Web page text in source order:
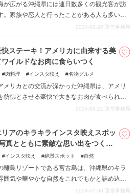
を計画する際に参考にしてみてはいかがでし
広がる沖縄県には連日数多くの観光客が訪
。家族や恋人と行ったことがある人も多いの
しょうか。南国の雰囲気に囲まれておいしい
ることも沖縄旅行の魅力の一つですよね。今
島で味わえる絶品グルメを4店ご紹介します。
2024-08-26 運営事務局
ステーキ！アメリカに由来する美
ワイルドなお肉に食らいつく
肉料理 インスタ映え 名物グルメ
メリカとの交流が深かった沖縄県は、アメリ
彷彿とさせる豪快で大きなお肉が食べられる
楽しいです。 大きな肉の塊を豪快に食らいつ
常に開放感があります。 どのお店も本格派で
ほど肉汁が溢れる絶品ステーキ。それを紹介
縄県という非日常の中ですべてを忘れてバク
2024-08-21 運営事務局
アのキラキラインスタ映えスポッ
真とともに素敵な思い出をつく
インスタ映え 絶景スポット 自然
離島リゾートである宮古島は、沖縄県のキラ
囲気や華やかな自然をこれでもかと詰め込ん
地です。今回の記事では美味しいグルメから
2024-07-30 運営事務局